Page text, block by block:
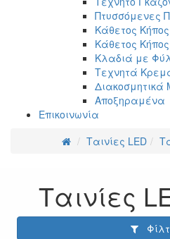
Πτυσσόμενες
Κάθετος
Κάθετος
Κλαδιά με
Τεχνητά
Διακοσμητικά
Αποξηραμένα
Επικοινωνία
Ταινίες LED
Ταινίες